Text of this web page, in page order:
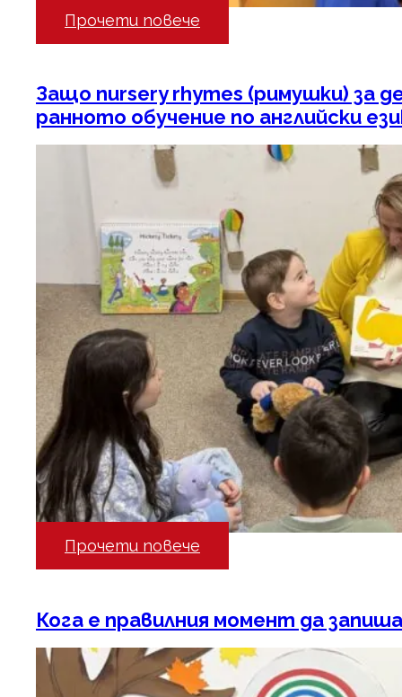
Прочети повече
Защо nursery rhymes (римушки) за
ранното обучение по английски
Прочети повече
Кога е правилния момент да